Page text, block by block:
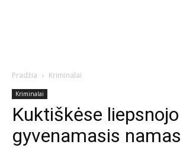
Pradžia Kriminalai
Kriminalai
Kuktiškėse liepsnojo
gyvenamasis namas